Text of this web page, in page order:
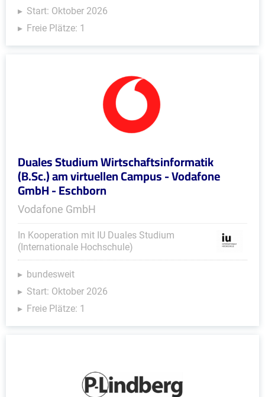
Start: Oktober 2026
Freie Plätze: 1
Duales Studium Wirtschaftsinformatik
(B.Sc.) am virtuellen Campus - Vodafone
GmbH - Eschborn
Vodafone GmbH
In Kooperation mit IU Duales Studium
(Internationale Hochschule)
bundesweit
Start: Oktober 2026
Freie Plätze: 1